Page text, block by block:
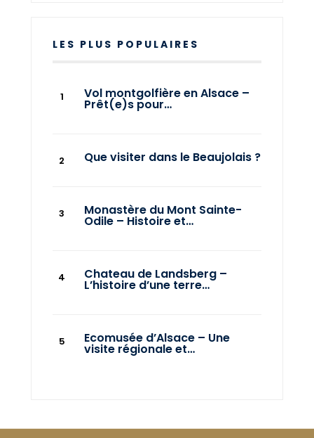
LES PLUS POPULAIRES
Vol montgolfière en Alsace –
Prêt(e)s pour…
Que visiter dans le Beaujolais ?
Monastère du Mont Sainte-
Odile – Histoire et…
Chateau de Landsberg –
L’histoire d’une terre…
Ecomusée d’Alsace – Une
visite régionale et…